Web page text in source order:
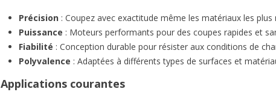
Précision: Coupez avec exactitude même les matériaux les plus
Puissance : Moteurs performants pour des coupes rapides et
Fiabilité : Conception durable pour résister aux conditions de
Polyvalence : Adaptées à différents types de surfaces et
Applications courantes